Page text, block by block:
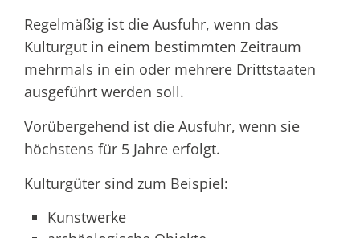
Regelmäßig ist die Ausfuhr, wenn das
Kulturgut in einem bestimmten Zeitraum
mehrmals in ein oder mehrere Drittstaaten
ausgeführt werden soll.
Vorübergehend ist die Ausfuhr, wenn sie
höchstens für 5 Jahre erfolgt.
Kulturgüter sind zum Beispiel:
Kunstwerke